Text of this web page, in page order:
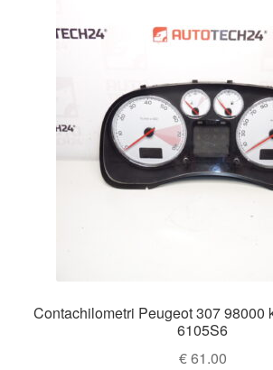
Contachilometri Peugeot 307 98000
6105S6
€61.00